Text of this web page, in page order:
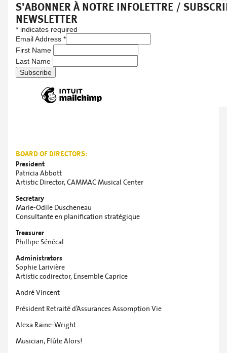
S’ABONNER À NOTRE INFOLETTRE /
NEWSLETTER
*indicates required
Email Address *
First Name
Last Name
BOARD OF DIRECTORS:
President
Patricia Abbott
Artistic Director, CAMMAC Musical Center
Secretary
Marie-Odile Duscheneau
Consultante en planification stratégique
Treasurer
Phillipe Sénécal
Administrators
Sophie Larivière
Artistic codirector, Ensemble Caprice
André Vincent
Président Retraité d’Assurances Assomption Vie
Alexa Raine-Wright
Musician, Flûte Alors!